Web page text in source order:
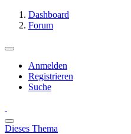
Dashboard
Forum
Anmelden
Registrieren
Suche
Dieses Thema